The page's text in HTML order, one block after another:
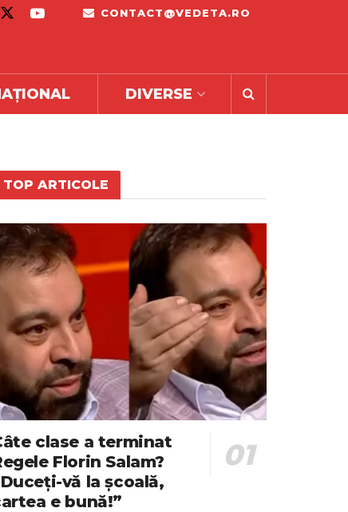
CONTACT@VEDETA.RO
DIVERSE
TOP ARTICOLE
clase a terminat
Florin Salam?
vă la școală,
e bună!”